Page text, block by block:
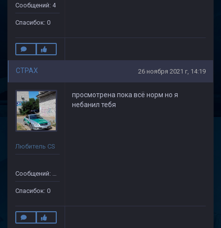
Сообщений: 4
Спасибок: 0
CTPAX 26 ноября 2021 г, 14:19
Любитель CS
Сообщений: 19
Спасибок: 0
просмотрена пока всё норм но я
небанил тебя